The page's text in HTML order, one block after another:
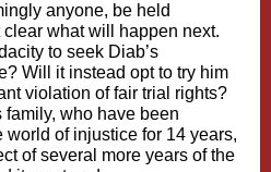
anyone, be held
what will happen next.
to seek Diab’s
Will it instead opt to try him
violation of fair trial rights?
who have been
of injustice for 14 years,
of several more years of the